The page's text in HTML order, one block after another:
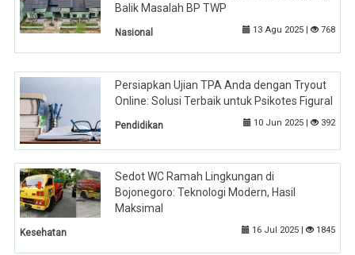
Balik Masalah BP TWP
Nasional 13 Agu 2025 | 768
Persiapkan Ujian TPA Anda dengan Tryout
Online: Solusi Terbaik untuk Psikotes Figural
Pendidikan 10 Jun 2025 | 392
Sedot WC Ramah Lingkungan di
Bojonegoro: Teknologi Modern, Hasil
Maksimal
Kesehatan 16 Jul 2025 | 1845